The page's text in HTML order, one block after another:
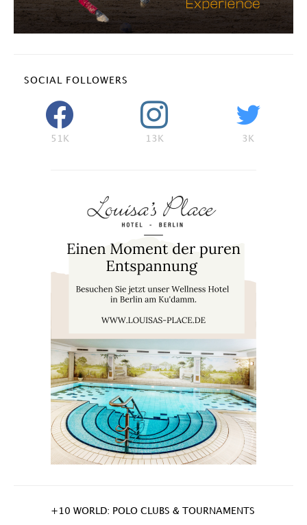
SOCIAL FOLLOWERS
51K 13K 3K
+10 WORLD: POLO CLUBS & TOURNAMENTS